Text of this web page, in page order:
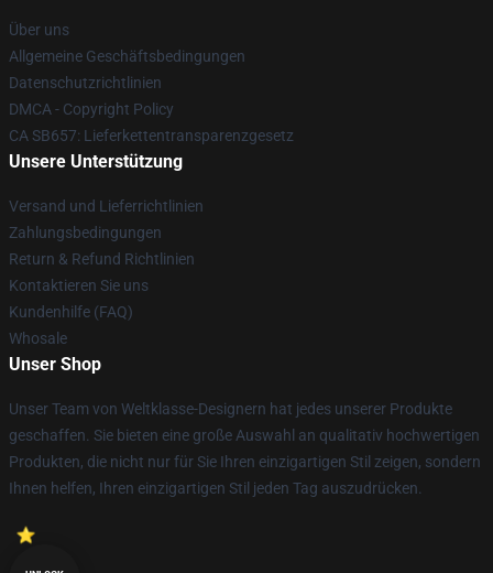
Über uns
Allgemeine Geschäftsbedingungen
Datenschutzrichtlinien
DMCA - Copyright Policy
CA SB657: Lieferkettentransparenzgesetz
Unsere Unterstützung
Versand und Lieferrichtlinien
Zahlungsbedingungen
Return & Refund Richtlinien
Kontaktieren Sie uns
Kundenhilfe (FAQ)
Whosale
Unser Shop
Unser Team von Weltklasse-Designern hat jedes unserer Produkte
geschaffen. Sie bieten eine große Auswahl an qualitativ hochwertigen
Produkten, die nicht nur für Sie Ihren einzigartigen Stil zeigen, sondern
Ihnen helfen, Ihren einzigartigen Stil jeden Tag auszudrücken.